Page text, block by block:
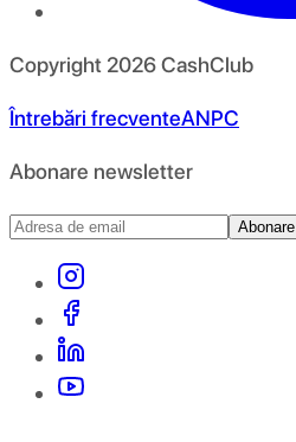
Copyright 2026CashClub
Întrebări frecventeANPC
Abonare newsletter
Abonare